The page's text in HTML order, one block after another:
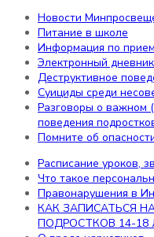
Информация
Новости
Безопасность
Информационная
Противодействие
Противодействие
ГТО - готов к труду
Противопожарная
Организация отдыха
и молодежи
Телефоны доверия
Новости
Питание в школе
Информация по
Электронный дневник
Деструктивное
Суициды среди
Разговоры о важном
поведения
Помните об
Расписание уроков,
Что такое
Правонарушения в
КАК ЗАПИСАТЬСЯ
ПОДРОСТКОВ 14-18